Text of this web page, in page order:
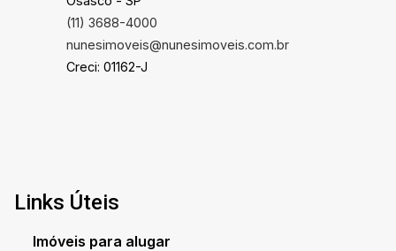
(11) 3688-4000
nunesimoveis@nunesimoveis.com.br
Creci: 01162-J
Links Úteis
Imóveis para alugar